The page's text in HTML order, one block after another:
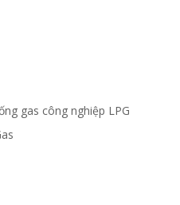
gas công nghiệp LPG